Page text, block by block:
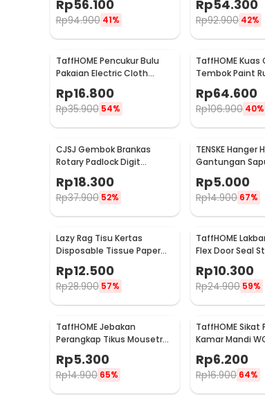
400ml - ST1003
Rp56.100
Rp94.900 41%
Rp54.300
Rp92.900 42%
TaffHOME Pencukur Bulu
Pakaian Electric Cloth
Fabric Shaver - FL-188
Rp16.800
Rp35.900 54%
TaffHOME Kuas
Tembok Paint
Roller - DY-526
Rp64.600
Rp106.900 40%
CJSJ Gembok Brankas
Rotary Padlock Digit
Combination Padlock -
CH-209
Rp18.300
Rp37.900 52%
TENSKE Hanger
Gantungan
Rp5.000
Rp14.900 67%
Lazy Rag Tisu Kertas
Disposable Tissue Paper
MB104P
Rp12.500
Rp28.900 57%
TaffHOME
Flex Door Seal
Waterproof
TP39
Rp10.300
Rp24.900 59%
TaffHOME Jebakan
Perangkap Tikus Mousetrap
Sensitive - ZL-2021
Rp5.300
Rp14.900 65%
TaffHOME Sikat
Kamar Mandi
Sponge Brush -
Rp6.200
Rp16.900 64%